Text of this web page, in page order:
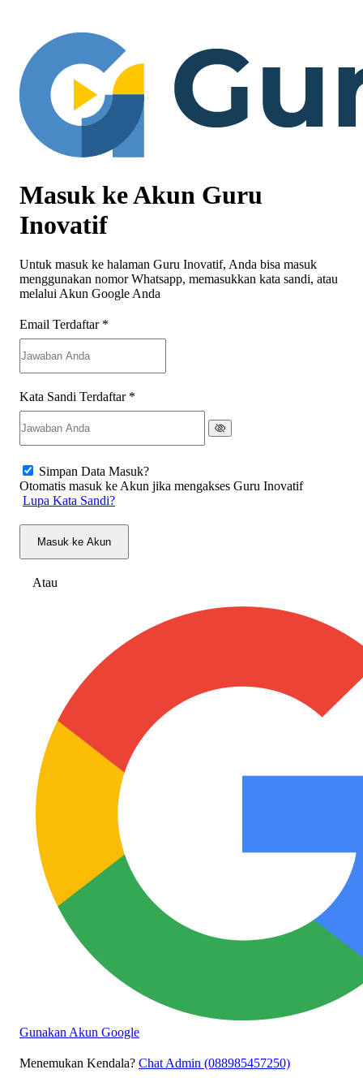
Masuk ke Akun Guru
Inovatif
Untuk masuk ke halaman Guru Inovatif, Anda bisa masuk
menggunakan nomor Whatsapp, memasukkan kata sandi, atau
melalui Akun Google Anda
Email Terdaftar *
Kata Sandi Terdaftar *
Simpan Data Masuk?
Otomatis masuk ke Akun jika mengakses Guru Inovatif
Lupa Kata Sandi?
Masuk ke Akun
Atau
Gunakan Akun Google
Menemukan Kendala? Chat Admin (088985457250)